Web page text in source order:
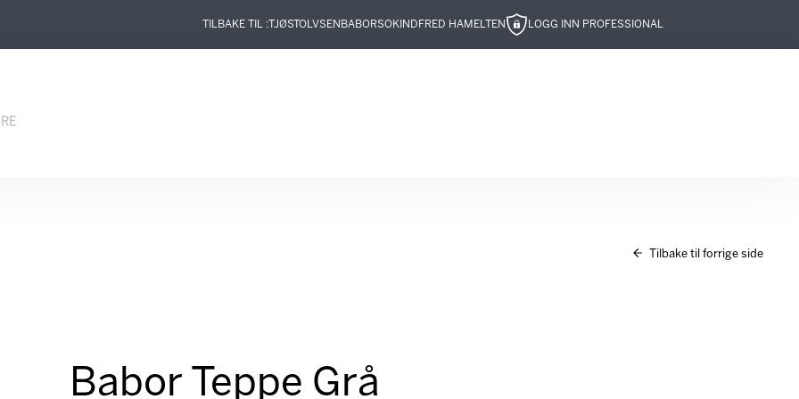
TILBAKE TIL : TJØSTOLVSEN BABORSOKIND FRED HAMELTEN LOGG INN PROFESSIONAL
Tilbake til forrige side
Babor Teppe Grå